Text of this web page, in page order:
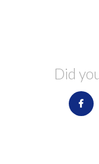
Did